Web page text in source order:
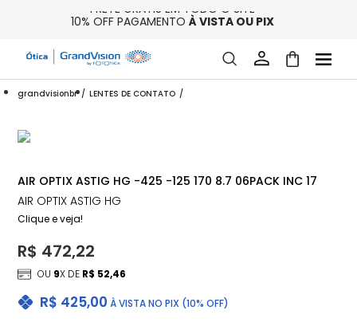
FRETE GRÁTIS EM TODO O SITE
10% OFF PAGAMENTO À VISTA OU PIX
15% OFF NA PRIMEIRA COMPRA (CONSULTE REGULAMENTO)
32% OFF NO COMBO - CONS. REG.
grandvisionbr LENTES DE CONTATO
AIR OPTIX ASTIG HG -425 -125 170 8.7 06PACK INC 17
AIR OPTIX ASTIG HG
Clique e veja!
R$ 425,00 À VISTA NO PIX (10% OFF)
R$ 472,22
OU 9X DE R$ 52,46